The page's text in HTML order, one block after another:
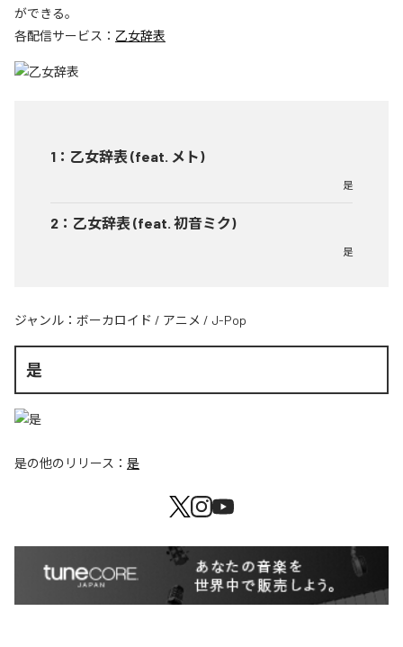
ができる。
各配信サービス： 乙女辞表
1 ： 乙女辞表 (feat. メト)
是
2 ： 乙女辞表 (feat. 初音ミク)
是
ジャンル： ボーカロイド / アニメ / J-Pop
是
是の他のリリース： 是